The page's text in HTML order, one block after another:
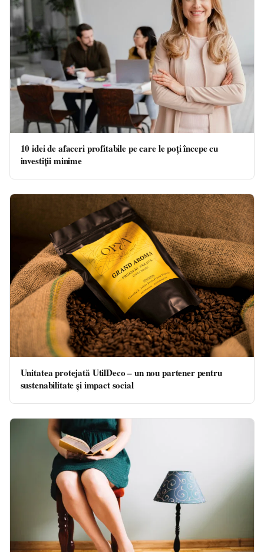
10 idei de afaceri profitabile pe care le poți începe cu
investiții minime
Unitatea protejată UtilDeco – un nou partener pentru
sustenabilitate și impact social